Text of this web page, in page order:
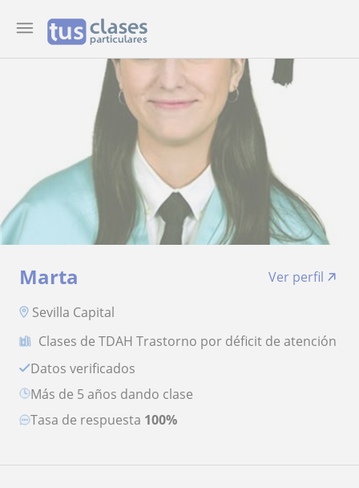
Marta
Ver perfil
Sevilla Capital
Clases de TDAH Trastorno por déficit de atención
Datos verificados
más de 5 años dando clase
Tasa de respuesta 100%